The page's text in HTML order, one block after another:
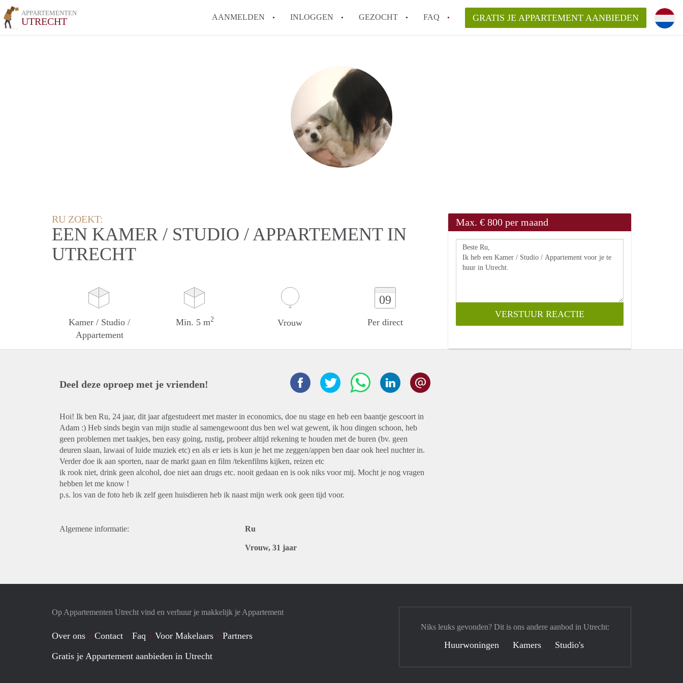
APPARTEMENTEN
UTRECHT AANMELDEN INLOGGEN GEZOCHT FAQ
How to translate AppartementenUtrecht!
Wat is AppartementenUtrecht?
Wat is de privacyverklaring van AppartementenUtrecht ?
Berekent AppartementenUtrecht
makelaarsvergoeding/bemiddelingsvergoeding?
Is AppartementenUtrecht verantwoordelijk voor het aangeboden
Appartement / Appartementen in Utrecht?
Alle veelgestelde vragen
GRATIS JE APPARTEMENT AANBIEDEN
RU ZOEKT:
EEN KAMER / STUDIO / APPARTEMENT IN
UTRECHT
Kamer / Studio /
Appartement
Min. 5 m2 Vrouw
09
Per direct
Max. € 800 per maand
Deel deze oproep met je vrienden!
Hoi! Ik ben Ru, 24 jaar, dit jaar afgestudeert met master in economics, doe nu stage en heb een baantje gescoort in
Adam :) Heb sinds begin van mijn studie al samengewoont dus ben wel wat gewent, ik hou dingen schoon, heb
geen problemen met taakjes, ben easy going, rustig, probeer altijd rekening te houden met de buren (bv. geen
deuren slaan, lawaai of luide muziek etc) en als er iets is kun je het me zeggen/appen ben daar ook heel nuchter in.
Verder doe ik aan sporten, naar de markt gaan en film /tekenfilms kijken, reizen etc
ik rook niet, drink geen alcohol, doe niet aan drugs etc. nooit gedaan en is ook niks voor mij. Mocht je nog vragen
hebben let me know !
p.s. los van de foto heb ik zelf geen huisdieren heb ik naast mijn werk ook geen tijd voor.
Algemene informatie: Ru
Vrouw, 31 jaar
Op Appartementen Utrecht vind en verhuur je makkelijk je Appartement
Over ons Contact Faq Voor Makelaars
Partners
Gratis je Appartement aanbieden in Utrecht
Niks leuks gevonden? Dit is ons andere aanbod in Utrecht:
Huurwoningen Kamers Studio's